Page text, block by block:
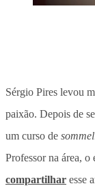
Sérgio Pires levou
paixão. Depois de
um curso de
Professor na área,
compartilhar esse